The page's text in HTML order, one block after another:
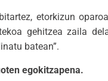
etorkizun
gehitzea zaila
batean”.
egokitzapena.